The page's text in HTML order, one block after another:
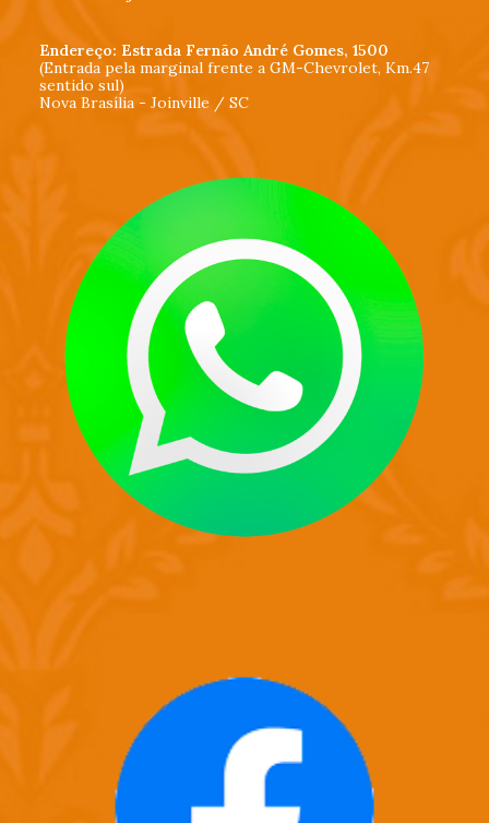
Endereço: Estrada Fernão André Gomes, 1500
(Entrada pela marginal frente a GM-Chevrolet, Km.47
sentido sul)
Nova Brasília - Joinville / SC